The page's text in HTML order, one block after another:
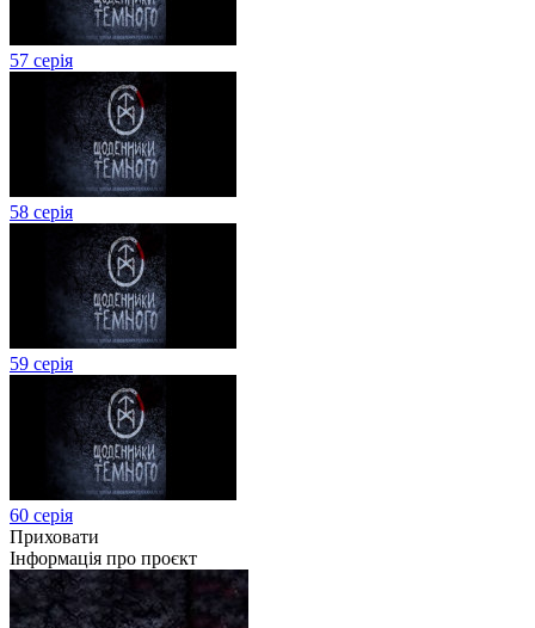
57 серія
58 серія
59 серія
60 серія
Приховати
Інформація про проєкт